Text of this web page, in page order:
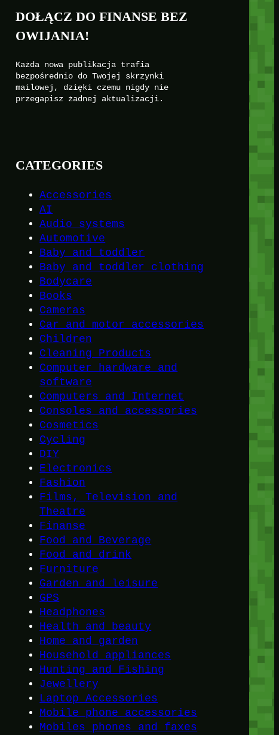
DOŁĄCZ DO FINANSE BEZ
OWIJANIA!
Każda nowa publikacja trafia
bezpośrednio do Twojej skrzynki
mailowej, dzięki czemu nigdy nie
przegapisz żadnej aktualizacji.
CATEGORIES
Accessories
AI
Audio systems
Automotive
Baby and toddler
Baby and toddler clothing
Bodycare
Books
Cameras
Car and motor accessories
Children
Cleaning Products
Computer hardware and
software
Computers and Internet
Consoles and accessories
Cosmetics
Cycling
DIY
Electronics
Fashion
Films, Television and
Theatre
Finanse
Food and Beverage
Food and drink
Furniture
Garden and leisure
GPS
Headphones
Health and beauty
Home and garden
Household appliances
Hunting and Fishing
Jewellery
Laptop Accessories
Mobile phone accessories
Mobiles phones and faxes